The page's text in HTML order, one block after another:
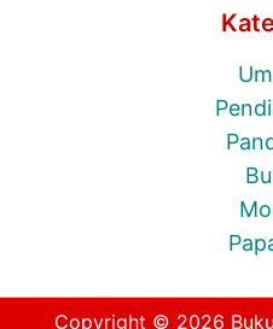
Copyright © 2026